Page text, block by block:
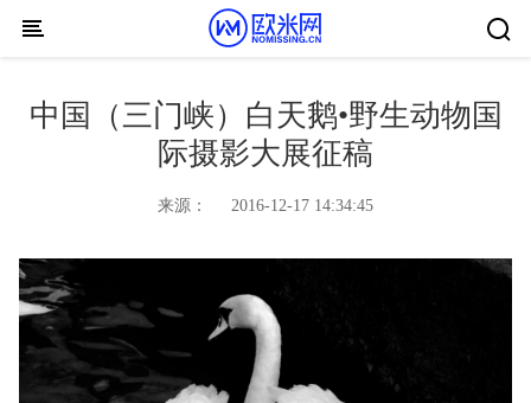
Skip to content
中国（三门峡）白天鹅•野生动物国
际摄影大展征稿
来源： 2016-12-17 14:34:45